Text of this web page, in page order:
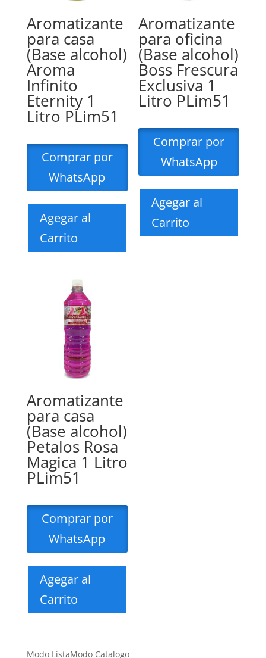
Aromatizante
para casa
(Base alcohol)
Aroma
Infinito
Eternity 1
Litro PLim51
Comprar por
WhatsApp
Agegar al
Carrito
Aromatizante
para oficina
(Base alcohol)
Boss Frescura
Exclusiva 1
Litro PLim51
Comprar por
WhatsApp
Agegar al
Carrito
Aromatizante
para casa
(Base alcohol)
Petalos Rosa
Magica 1 Litro
PLim51
Comprar por
WhatsApp
Agegar al
Carrito
Modo ListaModo Catalogo